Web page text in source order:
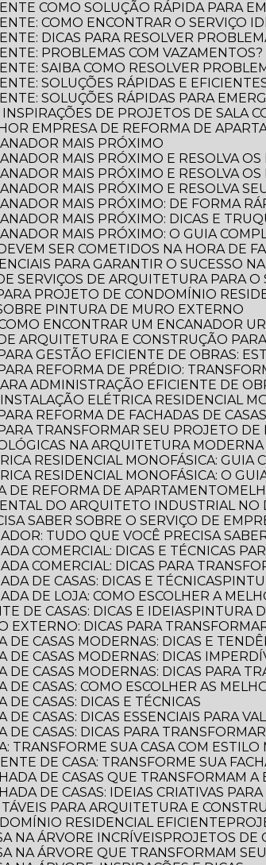
COMO SOLUÇÃO RÁPIDA PARA
COMO ENCONTRAR O SERVIÇO
DICAS PARA RESOLVER
PROBLEMAS COM
SAIBA COMO RESOLVER
SOLUÇÕES RÁPIDAS E
SOLUÇÕES RÁPIDAS PARA
INSPIRAÇÕES DE PROJETOS DE SALA
EMPRESA DE REFORMA DE
MAIS PRÓXIMO
MAIS PRÓXIMO E RESOLVA
MAIS PRÓXIMO E RESOLVA
MAIS PRÓXIMO E RESOLVA
MAIS PRÓXIMO: DE FORMA
MAIS PRÓXIMO: DICAS E
MAIS PRÓXIMO: O GUIA
SER COMETIDOS NA HORA DE
PARA GARANTIR O SUCESSO
SERVIÇOS DE ARQUITETURA PARA
PROJETO DE CONDOMÍNIO
PINTURA DE MURO EXTERNO
COMO ENCONTRAR UM ENCANADOR
ARQUITETURA E CONSTRUÇÃO
GESTÃO EFICIENTE DE OBRAS:
REFORMA DE PRÉDIO:
ADMINISTRAÇÃO EFICIENTE DE
INSTALAÇÃO ELÉTRICA RESIDENCIAL
REFORMA DE FACHADAS DE
TRANSFORMAR SEU PROJETO
NA ARQUITETURA MODERNA
RESIDENCIAL MONOFÁSICA: GUIA
RESIDENCIAL MONOFÁSICA: O
DE REFORMA DE APARTAMENTO
DO ARQUITETO INDUSTRIAL
SABER SOBRE O SERVIÇO DE
TUDO QUE VOCÊ PRECISA
COMERCIAL: DICAS E TÉCNICAS
COMERCIAL: DICAS PARA
DE CASAS: DICAS E TÉCNICAS
DE LOJA: COMO ESCOLHER A
DE CASAS: DICAS E IDEIAS
PINTURA
EXTERNO: DICAS PARA
DE CASAS MODERNAS: DICAS E
DE CASAS MODERNAS: DICAS
DE CASAS MODERNAS: DICAS PARA
DE CASAS: COMO ESCOLHER AS
DE CASAS: DICAS E TÉCNICAS
DE CASAS: DICAS ESSENCIAIS PARA
DE CASAS: DICAS PARA
TRANSFORME SUA CASA COM
DE CASA: TRANSFORME SUA
DE CASAS QUE TRANSFORMAM
DE CASAS: IDEIAS CRIATIVAS
PARA ARQUITETURA E
RESIDENCIAL EFICIENTE
NA ÁRVORE INCRÍVEIS
PROJETOS
NA ÁRVORE QUE TRANSFORMAM